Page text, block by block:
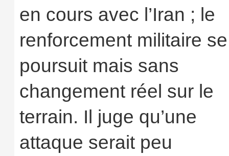
en cours avec l’Iran ; le
renforcement militaire se
poursuit mais sans
changement réel sur le
terrain. Il juge qu’une
attaque serait peu